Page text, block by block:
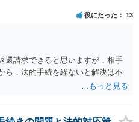
役にたった 13
還請求できると思いますが，相手
ら，法的手続を経ないと解決は不